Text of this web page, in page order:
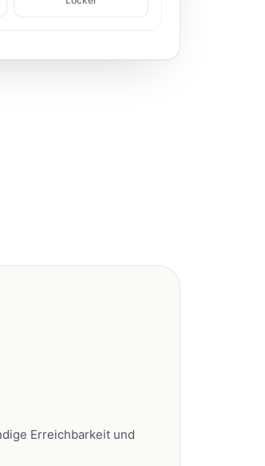
Erreichbarkeit und